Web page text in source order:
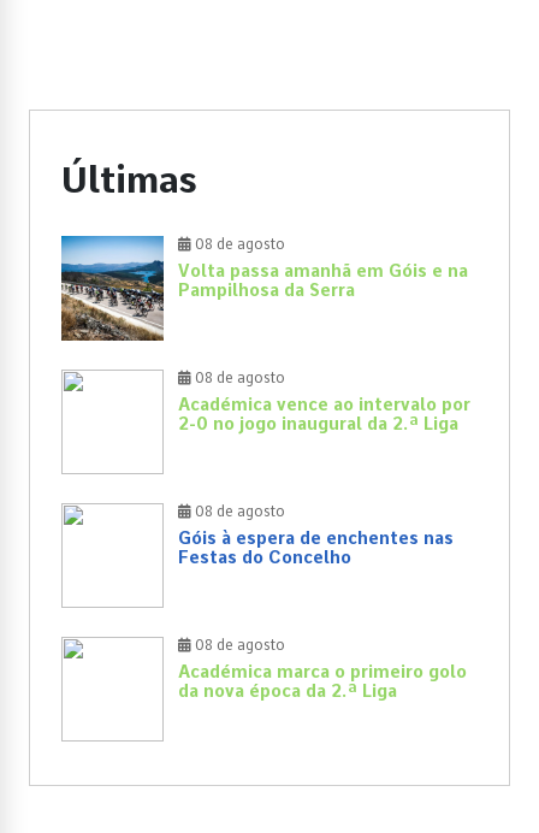
Últimas
08 de agosto
Volta passa amanhã em Góis e na
Pampilhosa da Serra
08 de agosto
Académica vence ao intervalo por
2-0 no jogo inaugural da 2.ª Liga
08 de agosto
Góis à espera de enchentes nas
Festas do Concelho
08 de agosto
Académica marca o primeiro golo
da nova época da 2.ª Liga